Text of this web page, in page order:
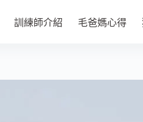
訓練師介紹 毛爸媽心得